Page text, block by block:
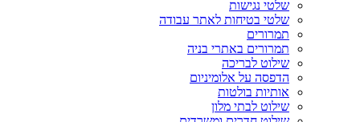
שלטי נגישות
שלטי בטיחות לאתר עבודה
תמרורים
תמרורים באתרי בניה
שילוט לבריכה
הדפסה על אלומיניום
אותיות בולטות
שילוט לבתי מלון